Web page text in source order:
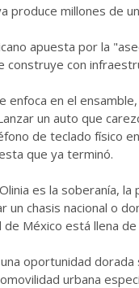
produce millones de
apuesta por la
construye con
enfoca en el
un auto que
de teclado físico
que ya terminó.
es la soberanía,
un chasis nacional o
México está llena
oportunidad
urbana